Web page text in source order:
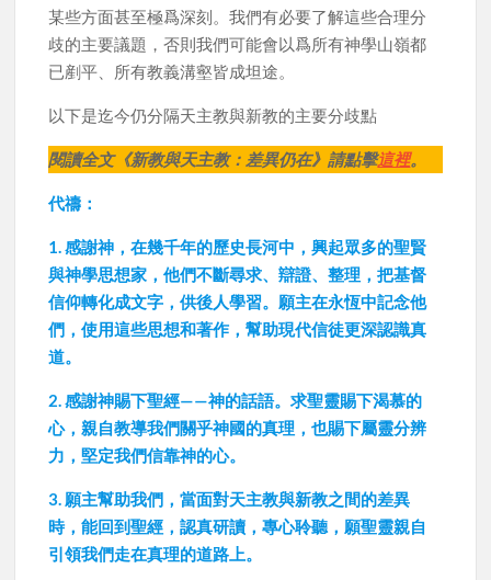
某些方面甚至極爲深刻。我們有必要了解這些合理分
歧的主要議題，否則我們可能會以爲所有神學山嶺都
已剷平、所有教義溝壑皆成坦途。
以下是迄今仍分隔天主教與新教的主要分歧點
閱讀全文《新教與天主教：差異仍在》請點擊這裡。
代禱：
1. 感謝神，在幾千年的歷史長河中，興起眾多的聖賢
與神學思想家，他們不斷尋求、辯證、整理，把基督
信仰轉化成文字，供後人學習。願主在永恆中記念他
們，使用這些思想和著作，幫助現代信徒更深認識真
道。
2. 感謝神賜下聖經——神的話語。求聖靈賜下渴慕的
心，親自教導我們關乎神國的真理，也賜下屬靈分辨
力，堅定我們信靠神的心。
3. 願主幫助我們，當面對天主教與新教之間的差異
時，能回到聖經，認真研讀，專心聆聽，願聖靈親自
引領我們走在真理的道路上。